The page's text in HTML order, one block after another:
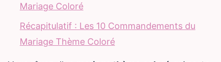
Mariage Coloré
Récapitulatif : Les 10 Commandements du
Mariage Thème Coloré